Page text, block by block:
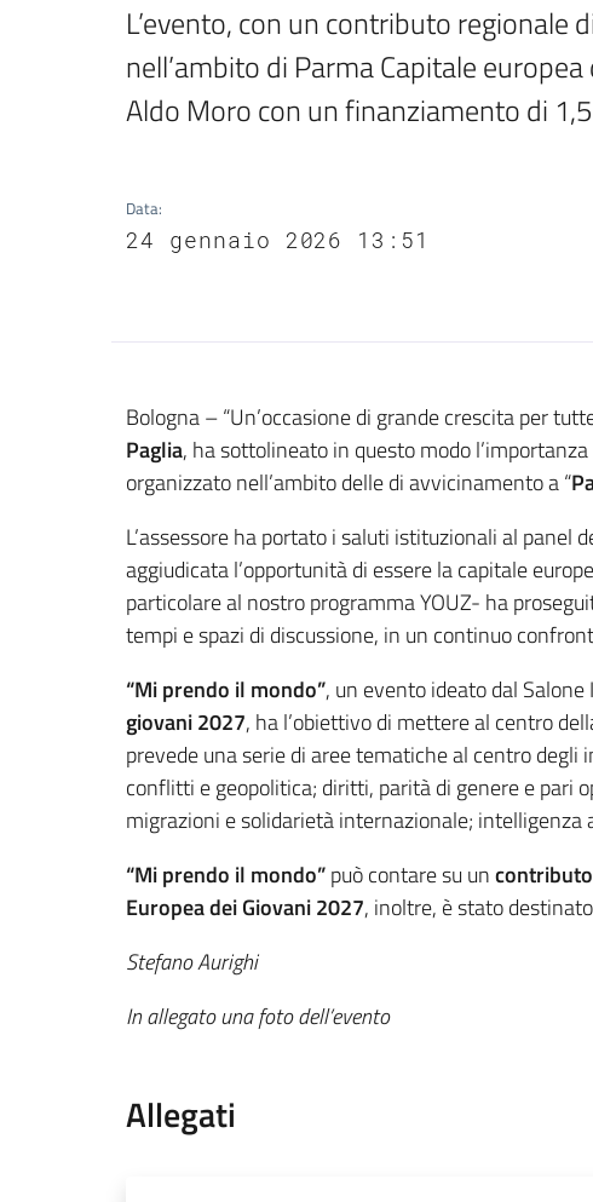
L’evento, con un contributo regionale
nell’ambito di Parma Capitale
Aldo Moro con un finanziamento di
Data:
24 gennaio 2026 13:51
Contenuto
Bologna – “Un’occasione di grande crescita per
Paglia, ha sottolineato in questo modo l’importanza
organizzato nell’ambito delle di avvicinamento a “
L’assessore ha portato i saluti istituzionali al panel
aggiudicata l’opportunità di essere la capitale
particolare al nostro programma YOUZ- ha
tempi e spazi di discussione, in un continuo
“Mi prendo il mondo”, un evento ideato dal
giovani 2027, ha l’obiettivo di mettere al centro
prevede una serie di aree tematiche al centro
conflitti e geopolitica; diritti, parità di genere e pari
migrazioni e solidarietà internazionale;
“Mi prendo il mondo”può contare su un
Europea dei Giovani 2027, inoltre, è stato
Stefano Aurighi
In allegato una foto dell’evento
Allegati